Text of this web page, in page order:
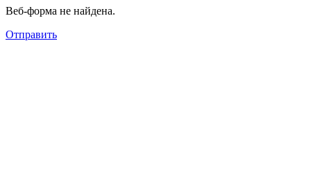
Веб-форма не найдена.
Отправить